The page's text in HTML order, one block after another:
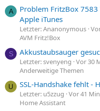
A
Problem FritzBox
Apple iTunes
Letzter: Ananonymous
AVM Fritz!Box
S Akkustaubsauger
Letzter: svenyeng Vor 30
Anderweitige Themen
U SSL-Handshake fehlt -
Letzter: u5zzug Vor 41
Home Assistant